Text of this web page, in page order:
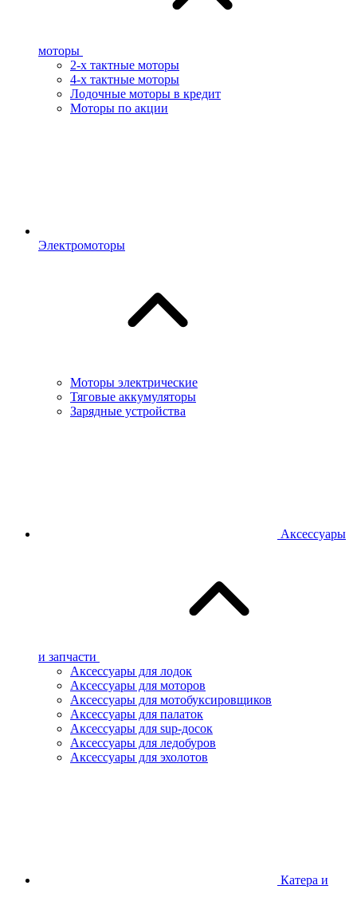
моторы
2-х тактные моторы
4-х тактные моторы
Лодочные моторы в кредит
Моторы по акции
Электромоторы
Моторы электрические
Тяговые аккумуляторы
Зарядные устройства
Аксессуары
и запчасти
Аксессуары для лодок
Аксессуары для моторов
Аксессуары для мотобуксировщиков
Аксессуары для палаток
Аксессуары для sup-досок
Аксессуары для ледобуров
Аксессуары для эхолотов
Катера и